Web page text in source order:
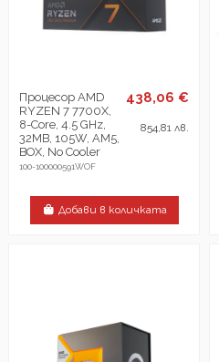
Процесор AMD
RYZEN 7 7700X,
8-Core, 4.5 GHz,
32MB, 105W, AM5,
BOX, No Cooler
100-100000591WOF
438,06 €
854,81 лв.
Добави в количката